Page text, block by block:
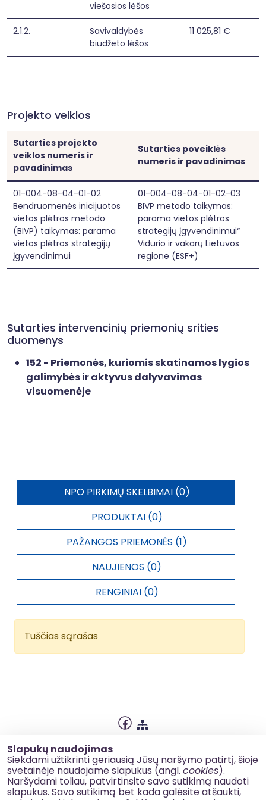
Slapukų naudojimas
Siekdami užtikrinti geriausią Jūsų naršymo patirtį, šioje
svetainėje naudojame slapukus (angl. cookies).
Naršydami toliau, patvirtinsite savo sutikimą naudoti
slapukus. Savo sutikimą bet kada galėsite atšaukti,
socialinius bei emocinius įgūdžius.
Ignalinos rajono viešoji biblioteka yra aktyvus
vietos bendruomenės centras turintis patirtį ir
galimybes padėti spręsti Strategijoje
gerinant teikiamas socialines paslaugas bei 1.1.1.
užimtumo didinimas per sociokultūrines
veiklas“.
viešosios lėšos
2.1.2.
Savivaldybės
biudžeto lėšos
11 025,81 €
Projekto veiklos
Sutarties projekto
veiklos numeris ir
pavadinimas
Sutarties poveiklės
numeris ir pavadinimas
01-004-08-04-01-02
Bendruomenės inicijuotos
vietos plėtros metodo
(BIVP) taikymas: parama
vietos plėtros strategijų
įgyvendinimui
01-004-08-04-01-02-03
BIVP metodo taikymas:
parama vietos plėtros
strategijų įgyvendinimui“
Vidurio ir vakarų Lietuvos
regione (ESF+)
Sutarties intervencinių priemonių srities
duomenys
152 - Priemonės, kuriomis skatinamos lygios
galimybės ir aktyvus dalyvavimas
visuomenėje
NPO PIRKIMŲ SKELBIMAI (0)
PRODUKTAI (0)
PAŽANGOS PRIEMONĖS (1)
NAUJIENOS (0)
RENGINIAI (0)
Tuščias sąrašas
Slapukų naudojimas
Korupcijos prevencija
Kontaktai